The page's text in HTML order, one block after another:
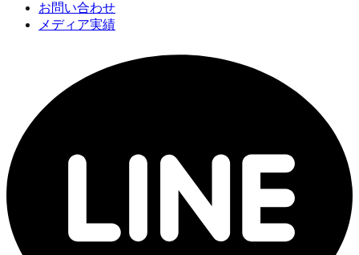
お問い合わせ
メディア実績